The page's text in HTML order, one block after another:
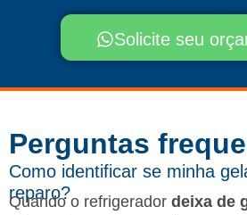
Solicite seu
Perguntas
Como identificar se minha
reparo?
Quando o refrigerador deixa de